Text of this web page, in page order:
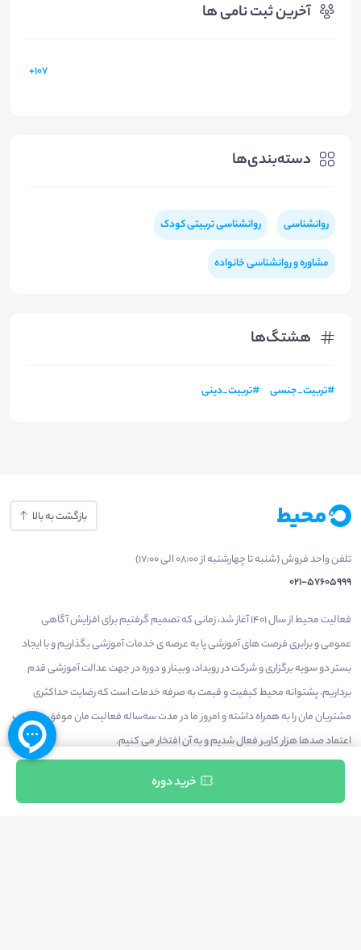
آخرین ثبت نامی ها
107+
دسته‌بندی‌ها
روانشناسی روانشناسی تربیتی کودک
مشاوره و روانشناسی خانواده
هشتگ‌ها
#تربیت_جنسی #تربیت_دینی
خرید دوره
بازگشت به بالا
تلفن واحد فروش (شنبه تا چهارشنبه از 08:00 الی 17:00)
021-57605999
فعالیت محیط از سال 1401 آغاز شد، زمانی که تصمیم گرفتیم برای افزایش آگاهی
عمومی و برابری فرصت های آموزشی پا به عرصه ی خدمات آموزشی بگذاریم و با ایجاد
بستر دو سویه برگزاری و شرکت در رویداد، وبینار و دوره در جهت عدالت آموزشی قدم
برداریم. پشتوانه محیط کیفیت و قیمت به صرفه خدمات است که رضایت حداکثری
مشتریان مان را به همراه داشته و امروز ما در مدت سه‌ساله فعالیت مان موفق به کسب
اعتماد صدها هزار کاربر فعال شدیم و به آن افتخار می‌ کنیم.